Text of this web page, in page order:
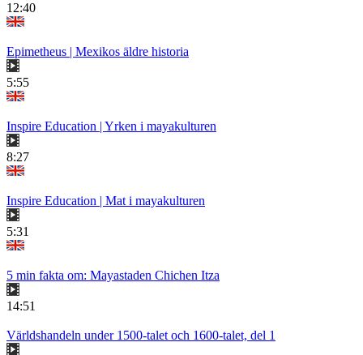
12:40
Epimetheus | Mexikos äldre historia
5:55
Inspire Education | Yrken i mayakulturen
8:27
Inspire Education | Mat i mayakulturen
5:31
5 min fakta om: Mayastaden Chichen Itza
14:51
Världshandeln under 1500-talet och 1600-talet, del 1